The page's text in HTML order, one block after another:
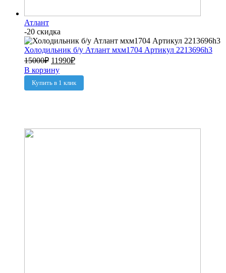
Атлант
-20 скидка
Холодильник б/у Атлант мхм1704 Артикул 2213696h3
15000₽ 11990₽
В корзину
Купить в 1 клик